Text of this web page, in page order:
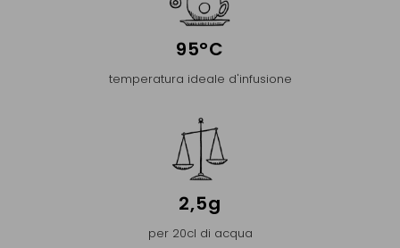
95°C
temperatura ideale d'infusione
2,5g
per 20cl di acqua